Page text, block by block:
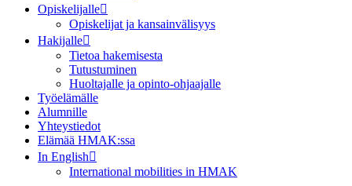
Opiskelijalle
Opiskelijat ja kansainvälisyys
Hakijalle
Tietoa hakemisesta
Tutustuminen
Huoltajalle ja opinto-ohjaajalle
Työelämälle
Alumnille
Yhteystiedot
Elämää HMAK:ssa
In English
International mobilities in HMAK